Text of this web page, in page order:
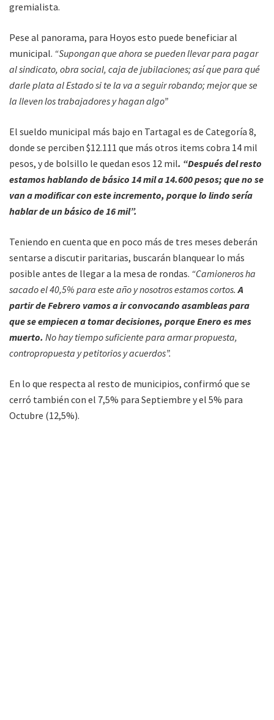
gremialista.
Pese al panorama, para Hoyos esto puede beneficiar al
municipal. “Supongan que ahora se pueden llevar para pagar
al sindicato, obra social, caja de jubilaciones; así que para qué
darle plata al Estado si te la va a seguir robando; mejor que se
la lleven los trabajadores y hagan algo”
El sueldo municipal más bajo en Tartagal es de Categoría 8,
donde se perciben $12.111 que más otros items cobra 14 mil
pesos, y de bolsillo le quedan esos 12 mil. “Después del resto
estamos hablando de básico 14 mil a 14.600 pesos; que no se
van a modificar con este incremento, porque lo lindo sería
hablar de un básico de 16 mil”.
Teniendo en cuenta que en poco más de tres meses deberán
sentarse a discutir paritarias, buscarán blanquear lo más
posible antes de llegar a la mesa de rondas. “Camioneros ha
sacado el 40,5% para este año y nosotros estamos cortos. A
partir de Febrero vamos a ir convocando asambleas para
que se empiecen a tomar decisiones, porque Enero es mes
muerto. No hay tiempo suficiente para armar propuesta,
contropropuesta y petitorios y acuerdos”.
En lo que respecta al resto de municipios, confirmó que se
cerró también con el 7,5% para Septiembre y el 5% para
Octubre (12,5%).